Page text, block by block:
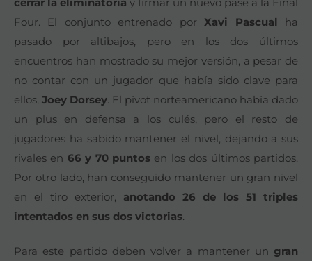
Four. El conjunto entrenado por Xavi Pascual ha
pasado por altibajos, pero en los dos últimos
encuentros han mostrado su mejor versión, a pesar de
no contar con un jugador que había sido clave para
ellos, Joey Dorsey. El pívot norteamericano había dado
un plus en defensa a los culés, pero el resto de
jugadores ha sabido mantener el nivel, dejando a sus
rivales en 66 y 70 puntos en los dos últimos partidos.
Por otro lado, han conseguido mantener un gran nivel
en el tiro exterior, anotando 26 de los 51 triples
intentados en sus dos victorias.
Para este partido deben volver a mantener un gran